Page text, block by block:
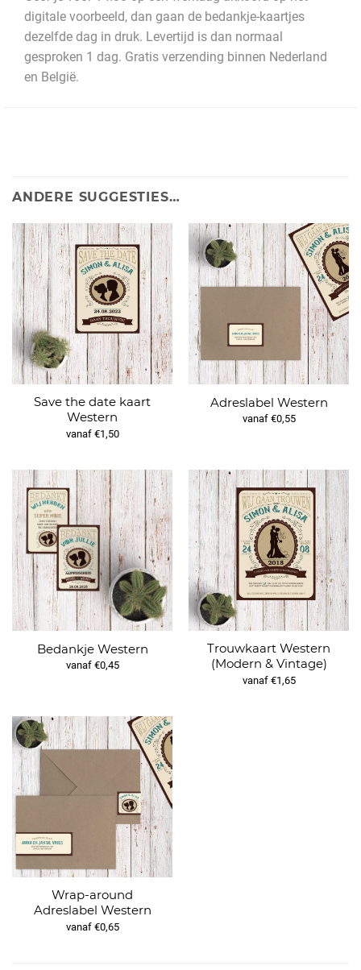
digitale voorbeeld, dan gaan de bedankje-kaartjes
dezelfde dag in druk. Levertijd is dan normaal
gesproken 1 dag. Gratis verzending binnen Nederland
en België.
ANDERE SUGGESTIES…
Save the date kaart
Western
vanaf €1,50
Adreslabel Western
vanaf €0,55
Bedankje Western
vanaf €0,45
Trouwkaart Western
(Modern & Vintage)
vanaf €1,65
Wrap-around
Adreslabel Western
vanaf €0,65